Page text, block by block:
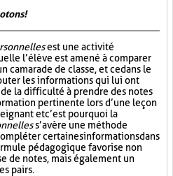
est une activité
l’élève est amené à comparer
camarade de classe, et ce dans le
les informations qui lui ont
la difficulté à prendre des notes
pertinente lors d’une leçon
et c’est pourquoi la
s’avère une méthode
certaines informations dans
pédagogique favorise non
de notes, mais également un
pairs.